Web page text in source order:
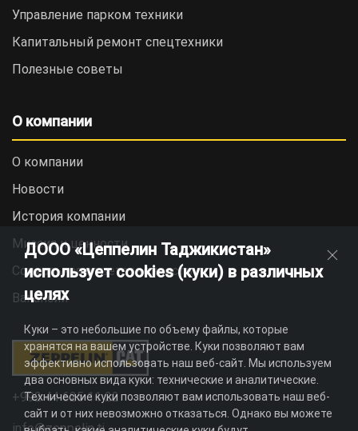
Управление парком техники
Капитальный ремонт спецтехники
Полезные советы
О компании
О компании
Новости
История компании
Миссия и ценности
Социальная ответственность
Вакансии
+992 44 625 11 22
ДООО «Цеппелин Таджикистан»
использует cookies (куки) в различных
целях
Куки – это небольшие по объему файлы, которые
хранятся на вашем устройстве. Куки позволяют вам
эффективно использовать наш веб-сайт. Мы используем
два основных вида куки: технические и аналитические.
Технические куки позволяют вам использовать наш веб-
сайт и от них невозможно отказаться. Однако вы можете